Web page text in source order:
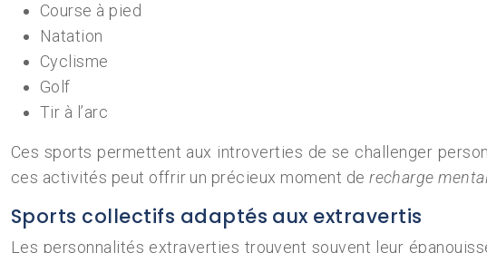
Course à pied
Natation
Cyclisme
Golf
Tir à l’arc
Ces sports permettent aux introverties de se challenger
ces activités peut offrir un précieux moment derecharge
Sports collectifs adaptés aux extravertis
Les personnalités extraverties trouvent souvent leur